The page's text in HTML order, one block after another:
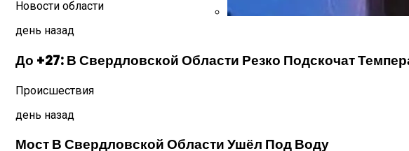
Новости области
день назад
До +27: В Свердловской Области Резко Подскочат
Происшествия
день назад
Мост В Свердловской Области Ушёл Под Воду